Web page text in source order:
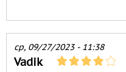
ср, 09/27/2023 - 11:38
Vadik